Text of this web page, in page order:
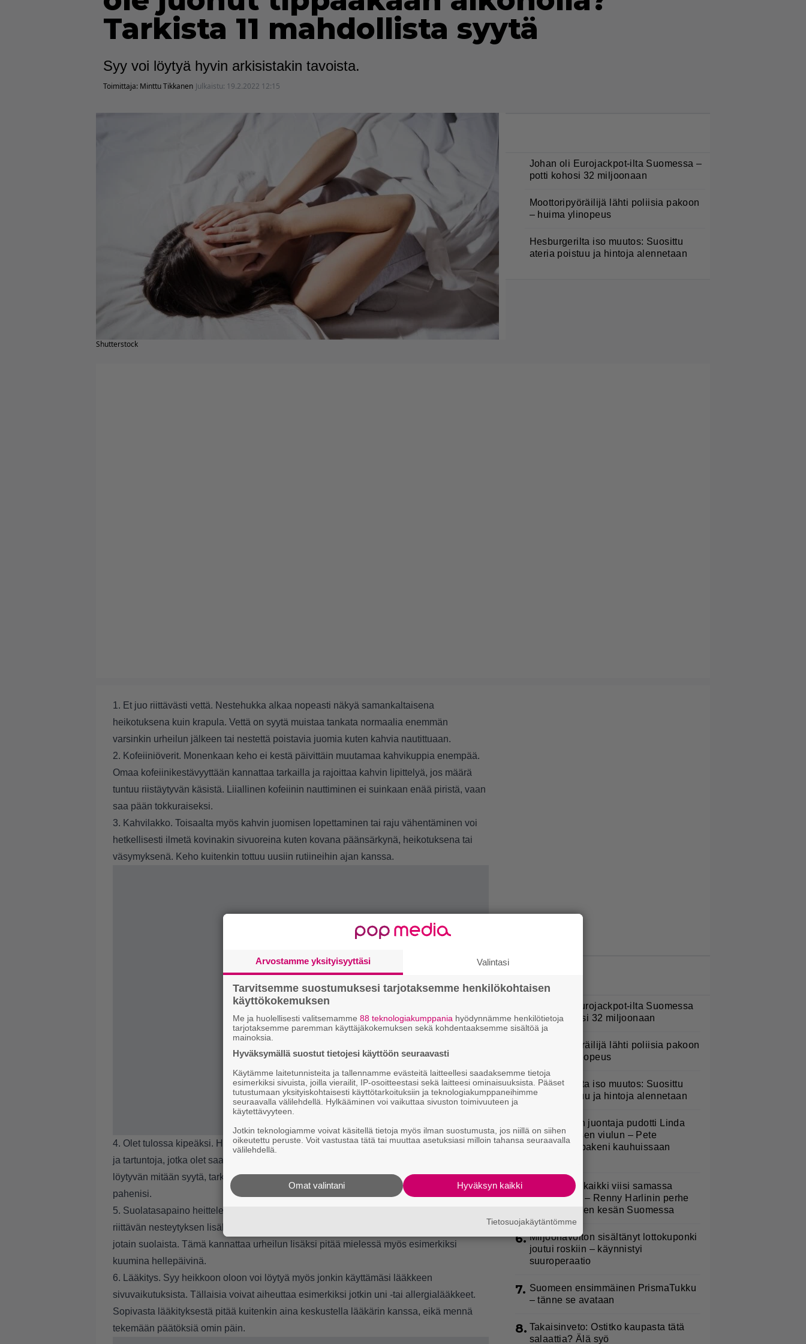
Tarkista 11 mahdollista syytä
Syy voi löytyä hyvin arkisistakin tavoista.
Toimittaja: Minttu Tikkanen Julkaistu: 19.2.2022 12:15
Shutterstock
Johan oli Eurojackpot-ilta Suomessa –
potti kohosi 32 miljoonaan
Moottoripyöräilijä lähti poliisia pakoon
– huima ylinopeus
Hesburgerilta iso muutos: Suosittu
ateria poistuu ja hintoja alennetaan
1. Et juo riittävästi vettä. Nestehukka alkaa nopeasti näkyä samankaltaisena
heikotuksena kuin krapula. Vettä on syytä muistaa tankata normaalia enemmän
varsinkin urheilun jälkeen tai nestettä poistavia juomia kuten kahvia nautittuaan.
2. Kofeiiniöverit. Monenkaan keho ei kestä päivittäin muutamaa kahvikuppia enempää.
Omaa kofeiinikestävyyttään kannattaa tarkailla ja rajoittaa kahvin lipittelyä, jos määrä
tuntuu riistäytyvän käsistä. Liiallinen kofeiinin nauttiminen ei suinkaan enää piristä, vaan
saa pään tokkuraiseksi.
3. Kahvilakko. Toisaalta myös kahvin juomisen lopettaminen tai raju vähentäminen voi
hetkellisesti ilmetä kovinakin sivuoreina kuten kovana päänsärkynä, heikotuksena tai
väsymyksenä. Keho kuitenkin tottuu uusiin rutiineihin ajan kanssa.
4. Olet tulossa kipeäksi. Heikkoa oloa selittävät tietenkin myös pitkä liuta erilaisia tauteja
ja tartuntoja, jotka olet saattanut napata matkaasi. Jos huonon olon taustalta ei siis tunnu
löytyvän mitään syytä, tarkkaile vointiasi ja hidasta tahtiasi ajoissa, etteivät oireet
pahenisi.
5. Suolatasapaino heittelee. Hikoilun myötä elimistöstä poistuu myös suoloja, joten
riittävän nesteytyksen lisäksi on syytä kiinnittää huomiota siihen, että muistaa syödä
jotain suolaista. Tämä kannattaa urheilun lisäksi pitää mielessä myös esimerkiksi
kuumina hellepäivinä.
6. Lääkitys. Syy heikkoon oloon voi löytyä myös jonkin käyttämäsi lääkkeen
sivuvaikutuksista. Tällaisia voivat aiheuttaa esimerkiksi jotkin uni -tai allergialääkkeet.
Sopivasta lääkityksestä pitää kuitenkin aina keskustella lääkärin kanssa, eikä mennä
tekemään päätöksiä omin päin.
Johan oli Eurojackpot-ilta Suomessa
– potti kohosi 32 miljoonaan
Moottoripyöräilijä lähti poliisia pakoon
– huima ylinopeus
3. Hesburgerilta iso muutos: Suosittu
ateria poistuu ja hintoja alennetaan
4.
Tv-ohjelman juontaja pudotti Linda
Lampeniuksen viulun – Pete
Parkkonen pakeni kauhuissaan
5.
”Nukuimme kaikki viisi samassa
huoneessa” – Renny Harlinin perhe
vietti unelmien kesän Suomessa
6. Miljoonavoiton sisältänyt lottokuponki
joutui roskiin – käynnistyi
suuroperaatio
7. Suomeen ensimmäinen PrismaTukku
– tänne se avataan
8. Takaisinveto: Ostitko kaupasta tätä
salaattia? Älä syö
Arvostamme yksityisyyttäsi Valintasi
Tarvitsemme suostumuksesi tarjotaksemme henkilökohtaisen
käyttökokemuksen
Me ja huolellisesti valitsemamme 88 teknologiakumppania hyödynnämme henkilötietoja
tarjotaksemme paremman käyttäjäkokemuksen sekä kohdentaaksemme sisältöä ja
mainoksia.
Hyväksymällä suostut tietojesi käyttöön seuraavasti
Käytämme laitetunnisteita ja tallennamme evästeitä laitteellesi saadaksemme tietoja
esimerkiksi sivuista, joilla vierailit, IP-osoitteestasi sekä laitteesi ominaisuuksista. Pääset
tutustumaan yksityiskohtaisesti käyttötarkoituksiin ja teknologiakumppaneihimme
seuraavalla välilehdellä. Hylkääminen voi vaikuttaa sivuston toimivuuteen ja
käytettävyyteen.
Jotkin teknologiamme voivat käsitellä tietoja myös ilman suostumusta, jos niillä on siihen
oikeutettu peruste. Voit vastustaa tätä tai muuttaa asetuksiasi milloin tahansa seuraavalla
välilehdellä.
Hyväksyn kaikki
Omat valintani
Tietosuojakäytäntömme